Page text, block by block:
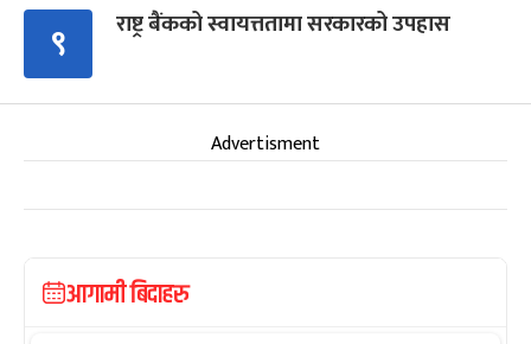
९ राष्ट्र बैंकको स्वायत्ततामा सरकारको उपहास
Advertisment
आगामी बिदाहरु